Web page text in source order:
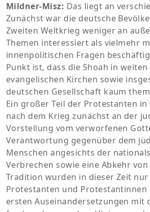
Mildner-Misz: Das liegt an
Zunächst war die deutsche
Zweiten Weltkrieg weniger an
Themen interessiert als vielmehr
innenpolitischen Fragen
Punkt ist, dass die Shoah in
evangelischen Kirchen sowie
deutschen Gesellschaft kaum
Ein großer Teil der Protestanten
nach dem Krieg zunächst an der
Vorstellung vom verworfenen
Verantwortung gegenüber dem
Menschen angesichts der
Verbrechen sowie eine Abkehr
Tradition wurden in dieser Zeit nur
Protestanten und Protestantinnen
ersten Auseinandersetzungen mit